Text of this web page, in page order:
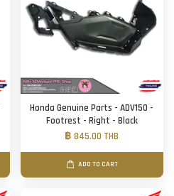
Honda Genuine Parts - ADV150 -
Footrest - Right - Black
฿ 845.00 THB
ADD TO CART